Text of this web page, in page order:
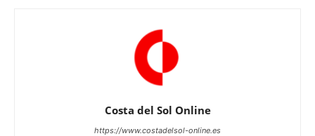
Costa del Sol Online
https://www.costadelsol-online.es